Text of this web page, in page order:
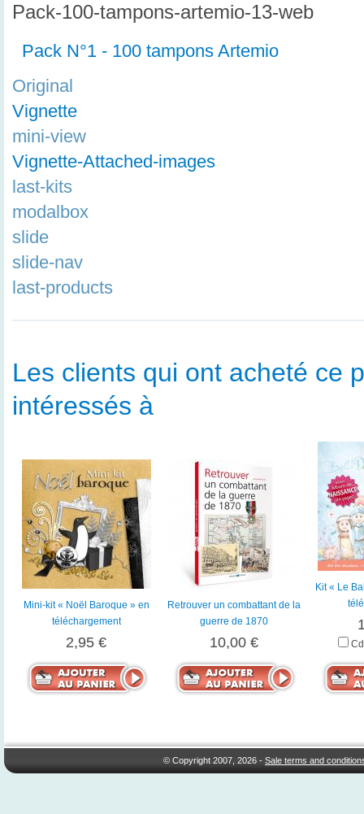
Pack-100-tampons-artemio-13-web
Pack N°1 - 100 tampons Artemio
Original
Vignette
mini-view
Vignette-Attached-images
last-kits
modalbox
slide
slide-nav
last-products
Les clients qui ont acheté ce
intéressés à
Mini-kit « Noël Baroque » en
téléchargement
2,95 €
Retrouver un combattant de la
guerre de 1870
10,00 €
Kit « Le
© Copyright 2007, 2026 -Sale terms and